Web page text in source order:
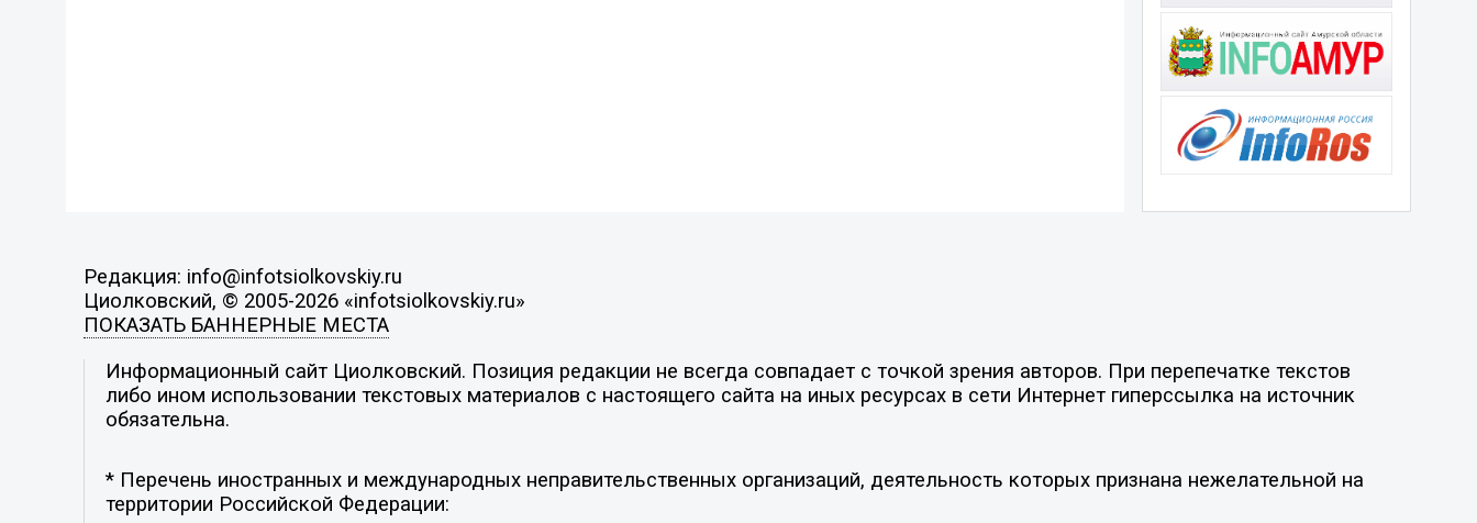
Редакция: info@infotsiolkovskiy.ru
Циолковский, © 2005-2026 «infotsiolkovskiy.ru»
ПОКАЗАТЬ БАННЕРНЫЕ МЕСТА
Информационный сайт Циолковский. Позиция редакции не всегда совпадает с точкой зрения авторов. При перепечатке текстов
либо ином использовании текстовых материалов с настоящего сайта на иных ресурсах в сети Интернет гиперссылка на источник
обязательна.
* Перечень иностранных и международных неправительственных организаций, деятельность которых признана нежелательной на
территории Российской Федерации: